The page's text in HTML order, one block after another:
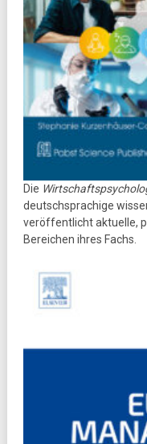
Die
deutschsprachige
veröffentlicht aktuelle,
Bereichen ihres Fachs.